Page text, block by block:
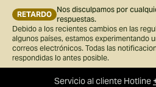
RETARDO
Nos disculpamos por
respuestas.
Debido a los recientes cambios en las
algunos países, estamos experimentando
correos electrónicos. Todas las
respondidas lo antes posible.
Servicio al cliente Hotline